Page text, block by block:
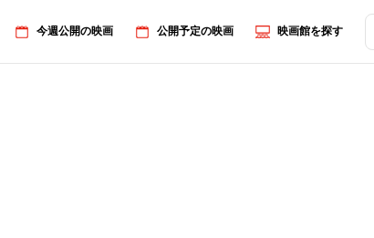
今週公開の映画 公開予定の映画 映画館を探す